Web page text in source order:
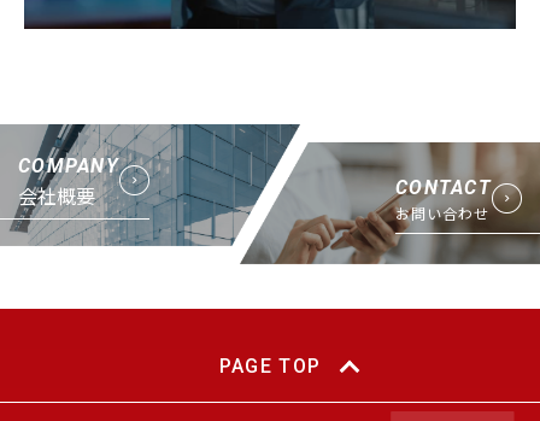
COMPANY
会社概要 CONTACT
お問い合わせ
PAGE TOP